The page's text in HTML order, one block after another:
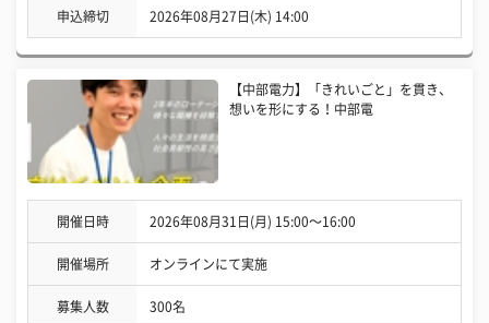
申込締切 2026年08月27日(木) 14:00
【中部電力】「きれいごと」を貫き、
想いを形にする！中部電
開催日時 2026年08月31日(月) 15:00〜16:00
開催場所 オンラインにて実施
募集人数 300名